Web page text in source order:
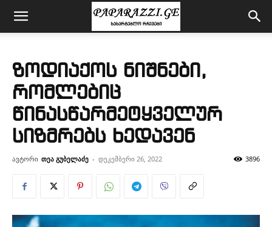
ზოდიაქოს ნიშნები,
რომლებიც
წინასწარმეტყველურ
სიზმრებს ხედავენ
ავტორი თეა გუბელაძე - დეკემბერი 26, 2022 3896